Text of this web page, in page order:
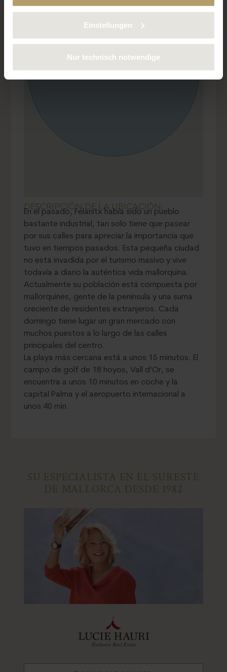
verwendeten Cookies finden Sie in unserer
Einstellungen
Nur technisch notwendige
DESCRIPCIÓN DE LA UBICACIÓN:
En el pasado, Felanitx había sido un pueblo
bastante industrial, tan solo tiene que pasear
por sus calles para apreciar la importancia que
tuvo en tiempos pasados. Esta pequeña ciudad
no está invadida por el turismo masivo y vive
todavía a diario la auténtica vida mallorquina.
Actualmente su población está compuesta por
mallorquines, gente de la península y una suma
creciente de residentes extranjeros. Cada
domingo tiene lugar un gran mercado con
muchos puestos a lo largo de las calles
principales del centro.
La playa más cercana está a unos 15 minutos. El
campo de golf de 18 hoyos, Vall d’Or, se
encuentra a unos 10 minutos en coche y la
capital Palma y el aeropuerto internacional a
unos 40 min.
SU ESPECIALISTA EN EL SURESTE
DE MALLORCA DESDE 1982